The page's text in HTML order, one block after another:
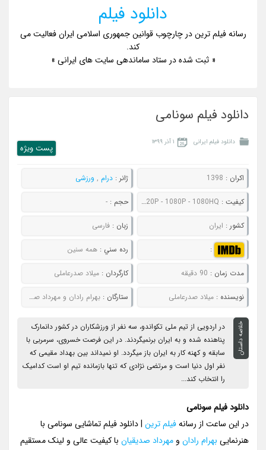
دانلود فیلم
رسانه فیلم ترین در چارچوب قوانین جمهوری اسلامی ایران فعالیت می
کند.
« ثبت شده در ستاد ساماندهی سایت های ایرانی »
دانلود فیلم سونامی
دانلود فیلم ایرانی ۱ آذر ۱۳۹۹
پست ويژه
اکران : 1398 ژانر : درام , ورزشی
کيفيت : 480P - 720P - 1080P - 1080HQ حجم : -
کشور : ایران زبان : فارسی
: رده سني : همه سنین
مدت زمان : 90 دقیقه کارگردان : میلاد صدرعاملی
نويسنده :میلاد صدرعاملی ستارگان : بهرام رادان و مهرداد صدیقیان
خلاصه داستان
در اردویی از تیم ملی تکواندو، سه نفر از ورزشکاران در کشور دانمارک
پناهنده شده و به ایران برنمیگردند. در این فرصت خسروی، سرمربی با
سابقه و کهنه کار به ایران باز میگردد. او نمیداند بین بهداد مقیمی که
نفر اول دنیا است و مرتضی نژادی که تنها بازمانده تیم او است کدامیک
را انتخاب کند...
دانلود فیلم سونامی
در این ساعت از رسانهفیلم ترین | دانلود فیلم تماشایی سونامی با
هنرنمایی بهرام رادان ومهرداد صدیقیان با کیفیت عالی و لینک مستقیم